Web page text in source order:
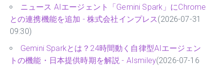
ニュース AIエージェント「Gemini Spark」にChrome
との連携機能を追加 - 株式会社インプレス(2026-07-31
09:30)
Gemini Sparkとは？24時間動く自律型AIエージェン
トの機能・日本提供時期を解説 - AIsmiley(2026-07-16